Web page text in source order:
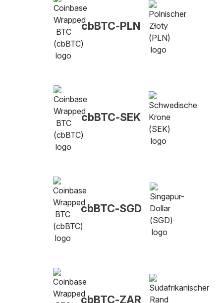
cbBTC-PLN
cbBTC-SEK
cbBTC-SGD
cbBTC-ZAR